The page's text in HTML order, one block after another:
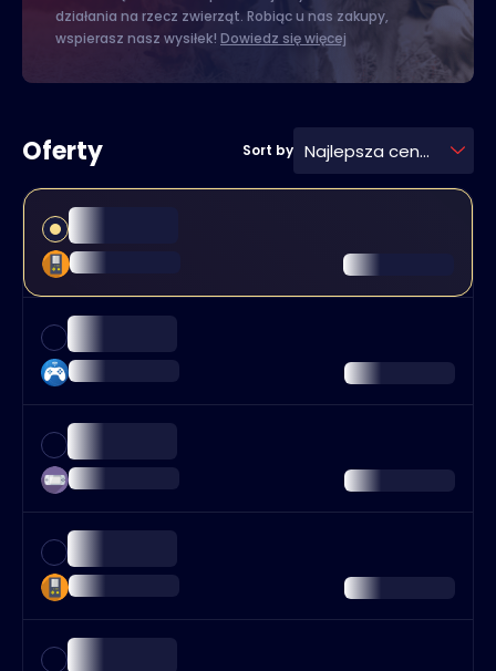
działania na rzecz zwierząt. Robiąc u nas zakupy,
wspierasz nasz wysiłek! Dowiedz się więcej
Oferty Sort by Najlepsza cena